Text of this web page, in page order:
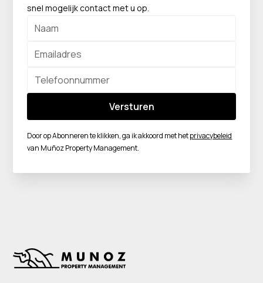
snel mogelijk contact met u op.
Door op Abonneren te klikken, ga ik akkoord met hetprivacybeleid
van Muñoz Property Management.